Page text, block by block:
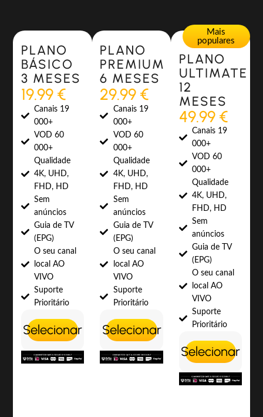
Most Popular
PLANO
BÁSICO
3 MESES
19.99 €
Canais 19
000+
VOD 60
000+
Qualidade
4K, UHD,
FHD, HD
Sem
anúncios
Guia de TV
(EPG)
O seu canal
local AO
VIVO
Suporte
Prioritário
Selecionar
Most Popular
PLANO
PREMIUM
6 MESES
29.99 €
Canais 19
000+
VOD 60
000+
Qualidade
4K, UHD,
FHD, HD
Sem
anúncios
Guia de TV
(EPG)
O seu canal
local AO
VIVO
Suporte
Prioritário
Selecionar
Mais
populares
PLANO
ULTIMATE
12
MESES
49.99 €
Canais 19
000+
VOD 60
000+
Qualidade
4K, UHD,
FHD, HD
Sem
anúncios
Guia de TV
(EPG)
O seu canal
local AO
VIVO
Suporte
Prioritário
Selecionar